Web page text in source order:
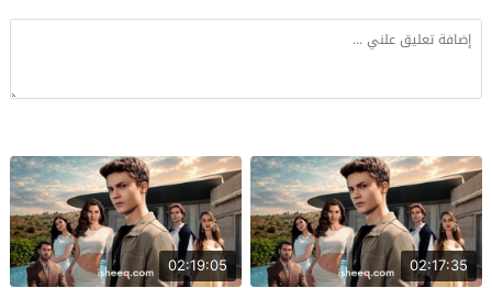
02:17:35
02:19:05